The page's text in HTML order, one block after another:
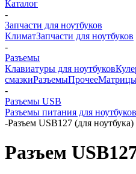
Каталог
-
Запчасти для ноутбуков
КлиматЗапчасти для ноутбуков
-
Разъемы
Клавиатуры для ноутбуков
смазкиРазъемыПрочееМатрицы
-
Разъемы USB
Разъемы питания для ноутбуков
-Разъем USB127 (для ноутбука)
Разъем